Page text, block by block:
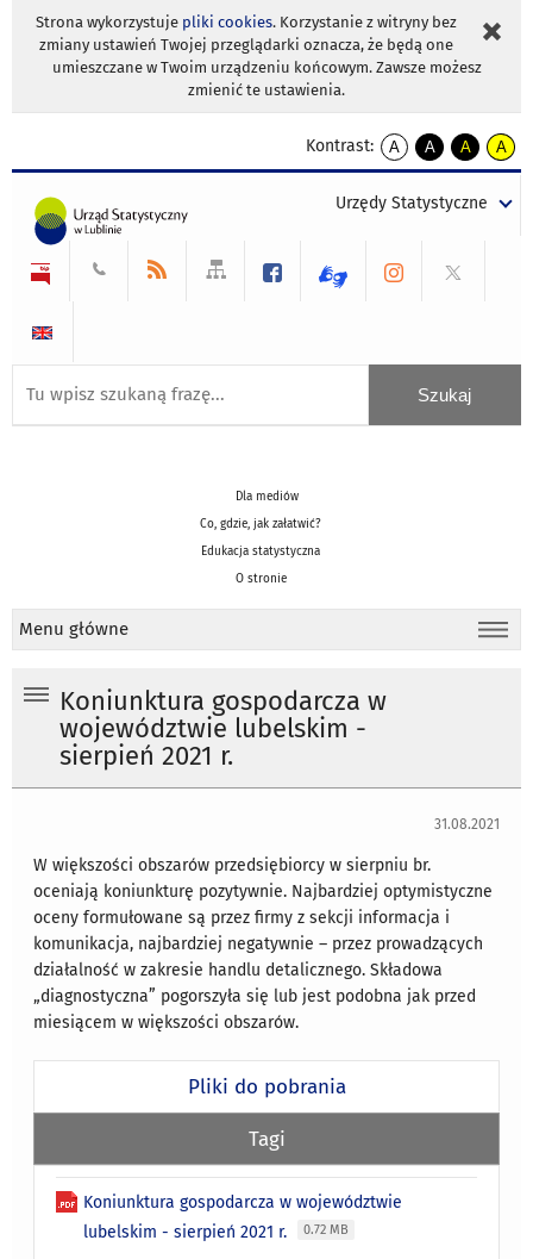
Strona wykorzystuje pliki cookies. Korzystanie z witryny bez
zmiany ustawień Twojej przeglądarki oznacza, że będą one
umieszczane w Twoim urządzeniu końcowym. Zawsze możesz
zmienić te ustawienia.
Kontrast:
A
kontrast
A
kontrast
tekst
czarnym
A
kontrast
tekst
czarnym
A
tekst
żółtym
Urzędy Statystyczne
Dla mediów
Co, gdzie, jak załatwić?
Edukacja statystyczna
O stronie
Menu główne
Koniunktura gospodarcza w
województwie lubelskim -
sierpień 2021 r.
31.08.2021
W większości obszarów przedsiębiorcy w sierpniu br.
oceniają koniunkturę pozytywnie. Najbardziej optymistyczne
oceny formułowane są przez firmy z sekcji informacja i
komunikacja, najbardziej negatywnie – przez prowadzących
działalność w zakresie handlu detalicznego. Składowa
„diagnostyczna” pogorszyła się lub jest podobna jak przed
miesiącem w większości obszarów.
Pliki do pobrania
Tagi
Koniunktura gospodarcza w województwie
lubelskim - sierpień 2021 r.
0.72 MB